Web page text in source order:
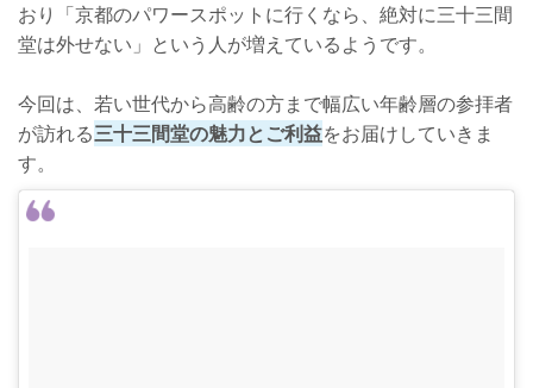
おり「京都のパワースポットに行くなら、絶対に三十三間
堂は外せない」という人が増えているようです。
今回は、若い世代から高齢の方まで幅広い年齢層の参拝者
が訪れる三十三間堂の魅力とご利益をお届けしていきま
す。